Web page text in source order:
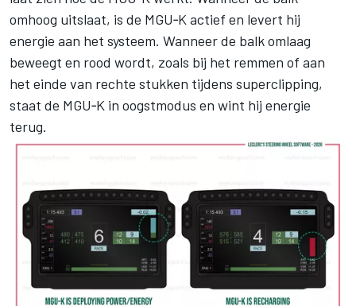
omhoog uitslaat, is de MGU‑K actief en levert hij
energie aan het systeem. Wanneer de balk omlaag
beweegt en rood wordt, zoals bij het remmen of aan
het einde van rechte stukken tijdens superclipping,
staat de MGU‑K in oogstmodus en wint hij energie
terug.